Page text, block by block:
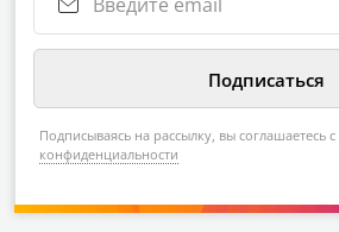
Подписываясь на рассылку, вы соглашаетесь с
конфиденциальности